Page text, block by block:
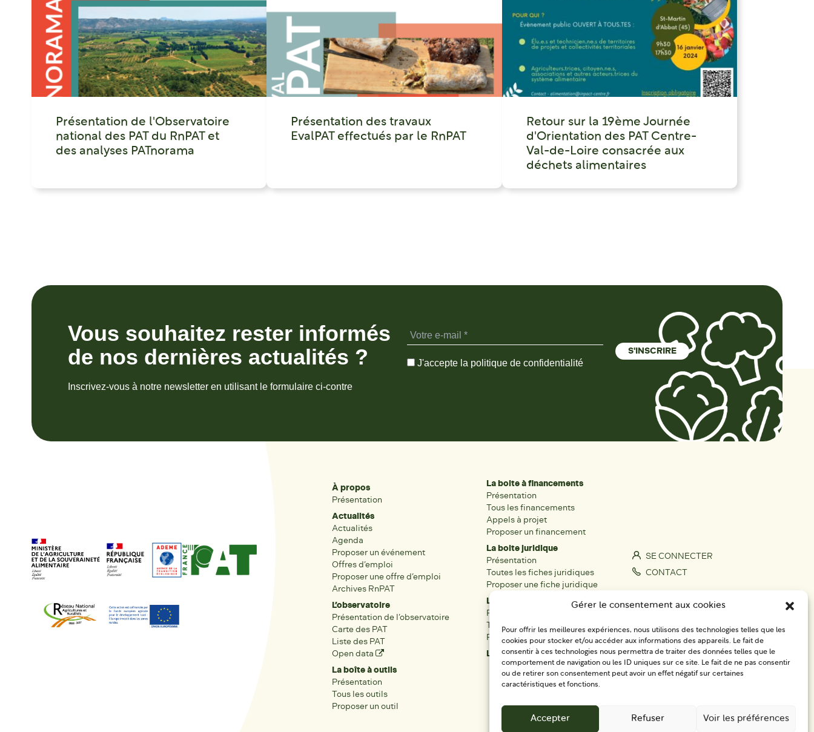
Gérer le consentement aux cookies
Pour offrir les meilleures expériences, nous utilisons des technologies telles que les
cookies pour stocker et/ou accéder aux informations des appareils. Le fait de
consentir à ces technologies nous permettra de traiter des données telles que le
comportement de navigation ou les ID uniques sur ce site. Le fait de ne pas consentir
ou de retirer son consentement peut avoir un effet négatif sur certaines
caractéristiques et fonctions.
Accepter Refuser Voir les préférences
Présentation de l'Observatoire
national des PAT du RnPAT et
des analyses PATnorama
Présentation des travaux
EvalPAT effectués par le RnPAT
Retour sur la 19ème Journée
d'Orientation des PAT Centre-
Val-de-Loire consacrée aux
déchets alimentaires
Vous souhaitez rester informés
de nos dernières actualités ?
Inscrivez-vous à notre newsletter en utilisant le formulaire ci-contre
J'accepte la politique de confidentialité
À propos
Présentation
Actualités
Actualités
Agenda
Proposer un événement
Offres d’emploi
Proposer une offre d’emploi
Archives RnPAT
L’observatoire
Présentation de l’observatoire
Carte des PAT
Liste des PAT
Open data
La boîte à outils
Présentation
Tous les outils
Proposer un outil
La boite à financements
Présentation
Tous les financements
Appels à projet
Proposer un financement
La boite juridique
Présentation
Toutes les fiches juridiques
Proposer une fiche juridique
Les acteurs
Présentation
Tous les acteurs
Proposer une fiche acteur
Les réseaux régionaux
SE CONNECTER
CONTACT
S'IMPLIQUER